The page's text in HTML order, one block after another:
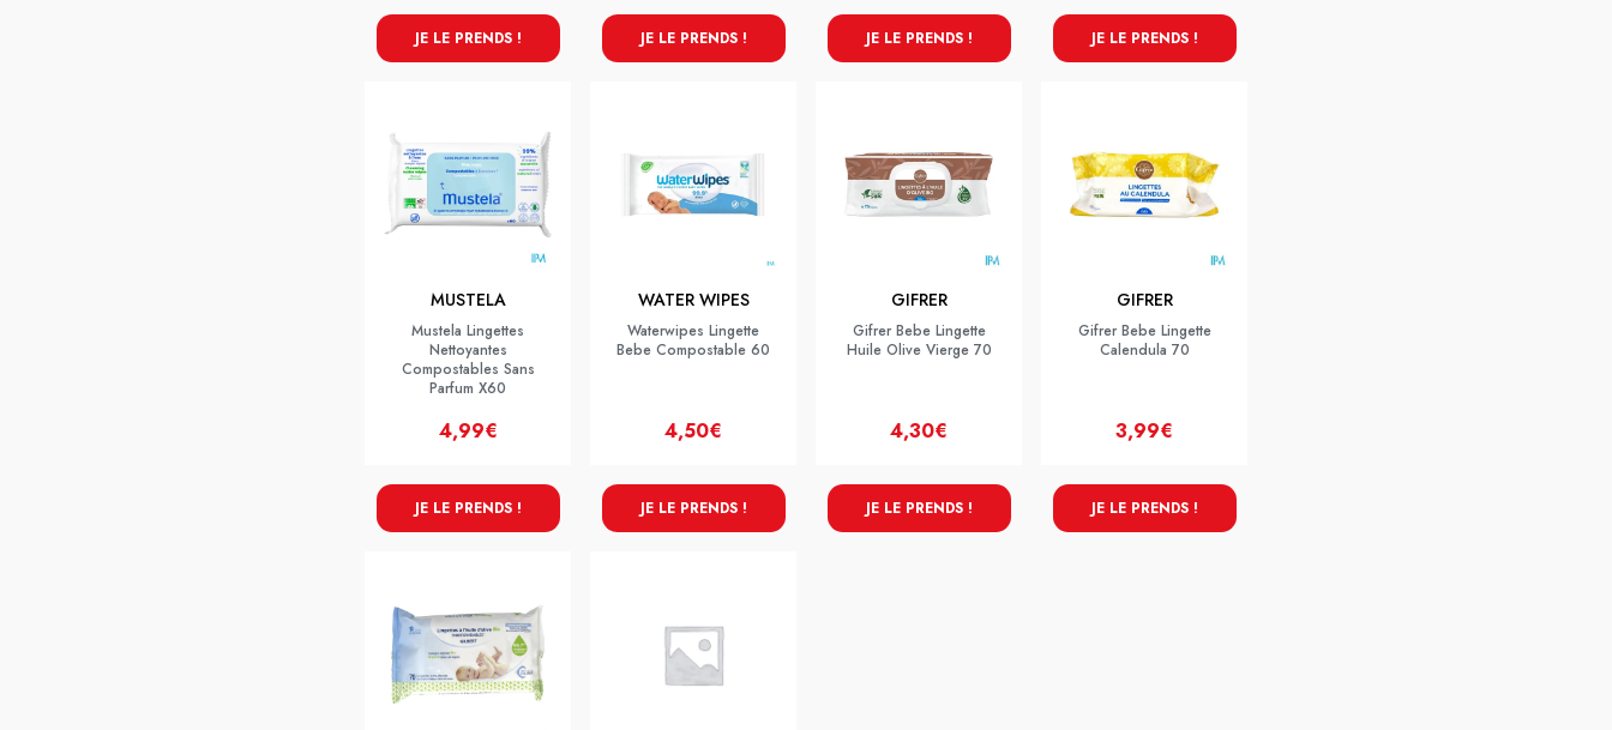
JE LE PRENDS ! JE LE PRENDS ! JE LE PRENDS ! JE LE PRENDS !
MUSTELA
Mustela Lingettes
Nettoyantes
Compostables Sans
Parfum X60
4,99€
JE LE PRENDS !
WATER WIPES
Waterwipes Lingette
Bebe Compostable 60
4,50€
JE LE PRENDS !
GIFRER
Gifrer Bebe Lingette
Huile Olive Vierge 70
4,30€
JE LE PRENDS !
GIFRER
Gifrer Bebe Lingette
Calendula 70
3,99€
JE LE PRENDS !